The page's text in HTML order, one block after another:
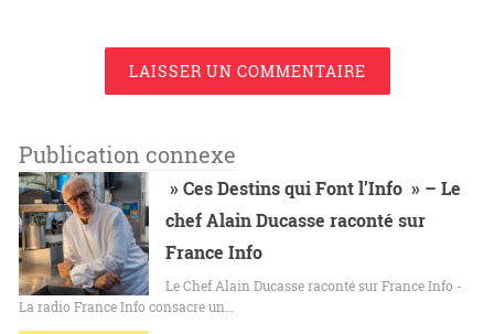
LAISSER UN COMMENTAIRE
Publication connexe
» Ces Destins qui Font l’Info » – Le
chef Alain Ducasse raconté sur
France Info
Le Chef Alain Ducasse raconté sur France Info -
La radio France Info consacre un…